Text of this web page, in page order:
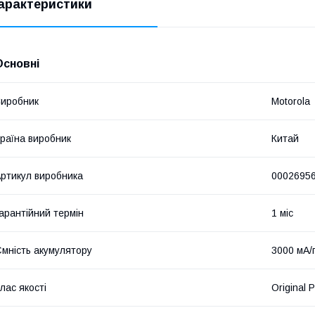
Motorola
виробник Китай
виробника 00026956
термін 1 міс
акумулятору 3000 мА/
якості Original